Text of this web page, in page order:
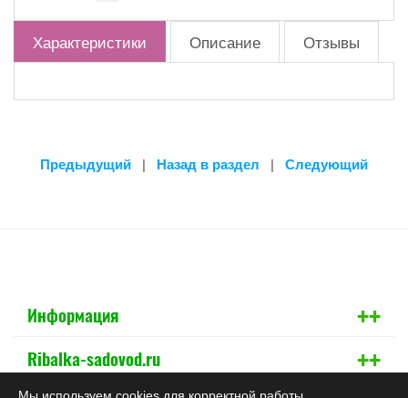
Характеристики Описание Отзывы
Предыдущий | Назад в раздел | Следующий
Информация +
+
Ribalka-sadovod.ru +
+